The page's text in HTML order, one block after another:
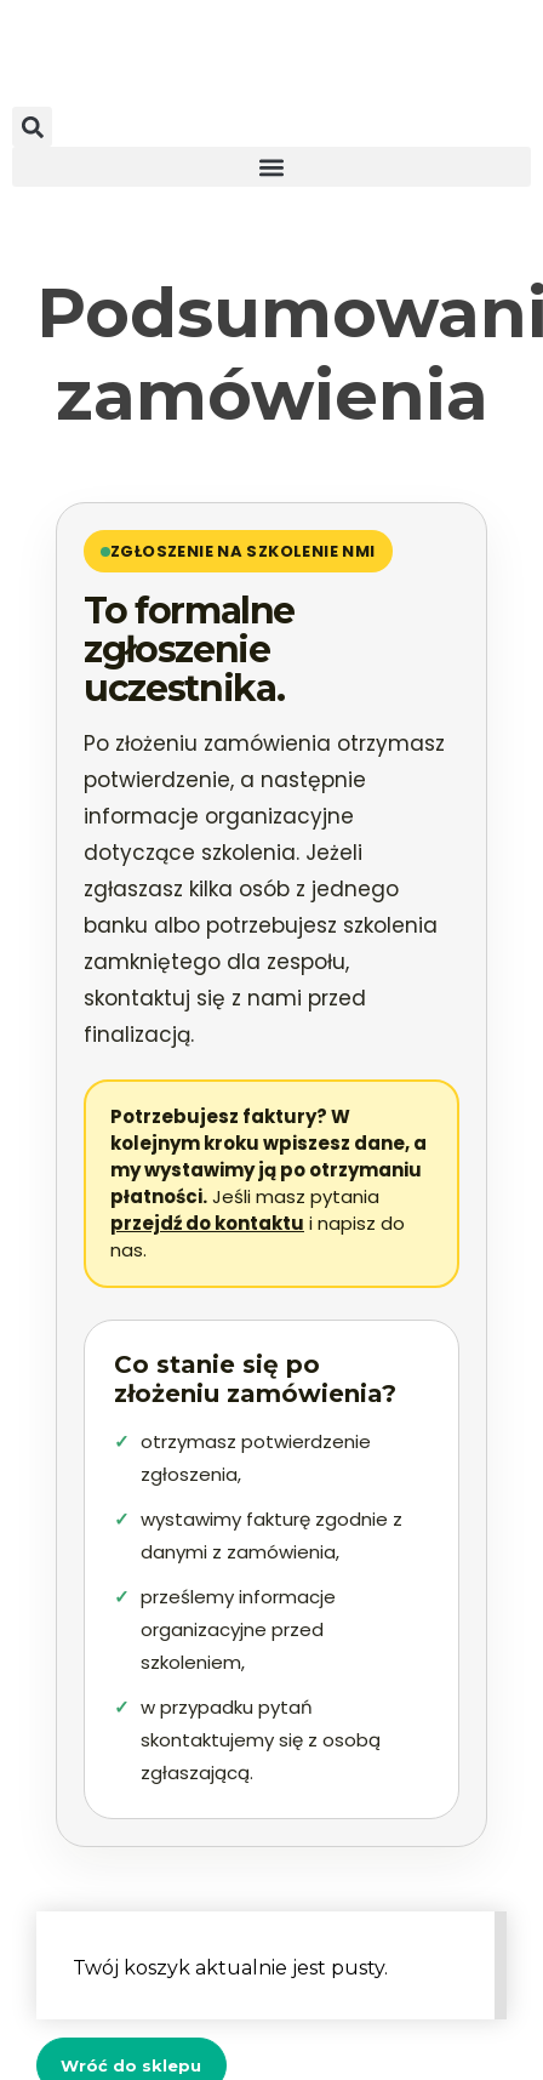
zamówienia
ZGŁOSZENIE NA SZKOLENIE NMI
To formalne
zgłoszenie
uczestnika.
Po złożeniu zamówienia otrzymasz
potwierdzenie, a następnie
informacje organizacyjne
dotyczące szkolenia. Jeżeli
zgłaszasz kilka osób z jednego
banku albo potrzebujesz szkolenia
zamkniętego dla zespołu,
skontaktuj się z nami przed
finalizacją.
Potrzebujesz faktury? W
kolejnym kroku wpiszesz dane, a
my wystawimy ją po otrzymaniu
płatności.Jeśli masz pytania
przejdź do kontaktu i napisz do
nas.
Co stanie się po
złożeniu zamówienia?
otrzymasz potwierdzenie
zgłoszenia,
wystawimy fakturę zgodnie z
danymi z zamówienia,
prześlemy informacje
organizacyjne przed
szkoleniem,
w przypadku pytań
skontaktujemy się z osobą
zgłaszającą.
Twój koszyk aktualnie jest pusty.
Wróć do sklepu